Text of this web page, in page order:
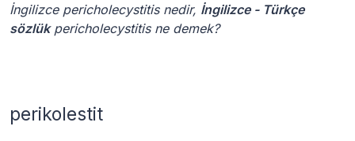
İngilizce pericholecystitis nedir, İngilizce - Türkçe
sözlükpericholecystitis ne demek?
perikolestit